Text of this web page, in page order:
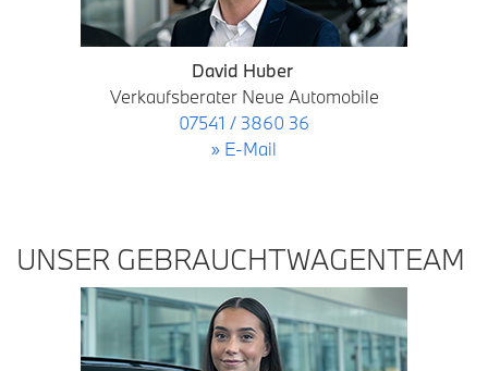
David Huber
Verkaufsberater Neue Automobile
07541 / 3860 36
» E-Mail
UNSER GEBRAUCHTWAGENTEAM